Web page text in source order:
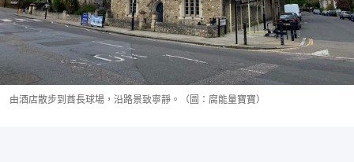
由酒店散步到酋長球場，沿路景致寧靜。（圖：腐能量寶寶）